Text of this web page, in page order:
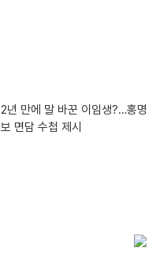
2년 만에 말 바꾼 이임생?…홍명
보 면담 수첩 제시